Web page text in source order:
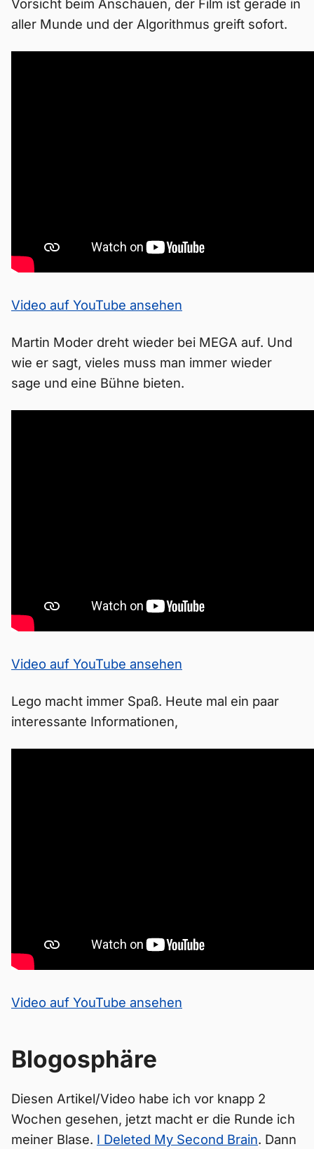
Vorsicht beim Anschauen, der Film ist gerade in
aller Munde und der Algorithmus greift sofort.
Video auf YouTube ansehen
Martin Moder dreht wieder bei MEGA auf. Und
wie er sagt, vieles muss man immer wieder
sage und eine Bühne bieten.
Video auf YouTube ansehen
Lego macht immer Spaß. Heute mal ein paar
interessante Informationen,
Video auf YouTube ansehen
Blogosphäre
Diesen Artikel/Video habe ich vor knapp 2
Wochen gesehen, jetzt macht er die Runde ich
meiner Blase. I Deleted My Second Brain. Dann